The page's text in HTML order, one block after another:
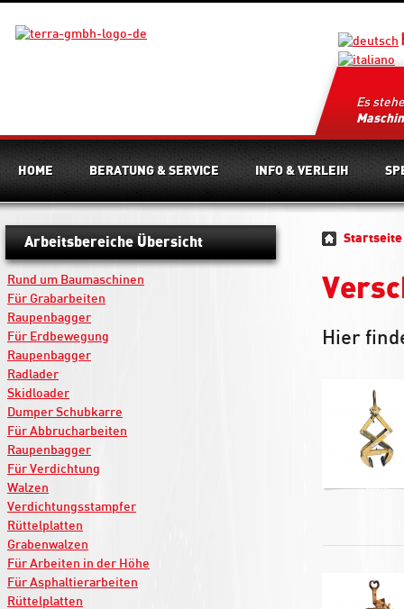
Es
HOME BERATUNG & SERVICE INFO & VERLEIH
Arbeitsbereiche Übersicht
Rund um Baumaschinen
Für Grabarbeiten
Raupenbagger
Für Erdbewegung
Raupenbagger
Radlader
Skidloader
Dumper Schubkarre
Für Abbrucharbeiten
Raupenbagger
Für Verdichtung
Walzen
Verdichtungsstampfer
Rüttelplatten
Grabenwalzen
Für Arbeiten in der Höhe
Für Asphaltierarbeiten
Rüttelplatten
Startseite
Hier